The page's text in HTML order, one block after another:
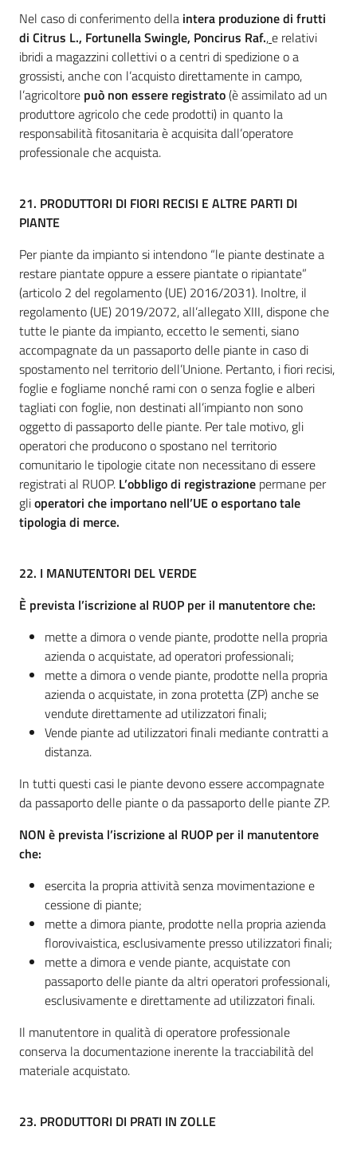
Nel caso di conferimento della intera produzione di frutti
di Citrus L., Fortunella Swingle, Poncirus Raf.,e relativi
ibridi a magazzini collettivi o a centri di spedizione o a
grossisti, anche con l’acquisto direttamente in campo,
l’agricoltore può non essere registrato(è assimilato ad un
produttore agricolo che cede prodotti) in quanto la
responsabilità fitosanitaria è acquisita dall’operatore
professionale che acquista.
21. PRODUTTORI DI FIORI RECISI E ALTRE PARTI DI
PIANTE
Per piante da impianto si intendono “le piante destinate a
restare piantate oppure a essere piantate o ripiantate”
(articolo 2 del regolamento (UE) 2016/2031). Inoltre, il
regolamento (UE) 2019/2072, all’allegato XIII, dispone che
tutte le piante da impianto, eccetto le sementi, siano
accompagnate da un passaporto delle piante in caso di
spostamento nel territorio dell’Unione. Pertanto, i fiori recisi,
foglie e fogliame nonché rami con o senza foglie e alberi
tagliati con foglie, non destinati all’impianto non sono
oggetto di passaporto delle piante. Per tale motivo, gli
operatori che producono o spostano nel territorio
comunitario le tipologie citate non necessitano di essere
registrati al RUOP. L’obbligo di registrazione permane per
glioperatori che importano nell’UE o esportano tale
tipologia di merce.
22. I MANUTENTORI DEL VERDE
È prevista l’iscrizione al RUOP per il manutentore che:
mette a dimora o vende piante, prodotte nella propria
azienda o acquistate, ad operatori professionali;
mette a dimora o vende piante, prodotte nella propria
azienda o acquistate, in zona protetta (ZP) anche se
vendute direttamente ad utilizzatori finali;
Vende piante ad utilizzatori finali mediante contratti a
distanza.
In tutti questi casi le piante devono essere accompagnate
da passaporto delle piante o da passaporto delle piante ZP.
NON è prevista l’iscrizione al RUOP per il manutentore
che:
esercita la propria attività senza movimentazione e
cessione di piante;
mette a dimora piante, prodotte nella propria azienda
florovivaistica, esclusivamente presso utilizzatori finali;
mette a dimora e vende piante, acquistate con
passaporto delle piante da altri operatori professionali,
esclusivamente e direttamente ad utilizzatori finali.
Il manutentore in qualità di operatore professionale
conserva la documentazione inerente la tracciabilità del
materiale acquistato.
23. PRODUTTORI DI PRATI IN ZOLLE